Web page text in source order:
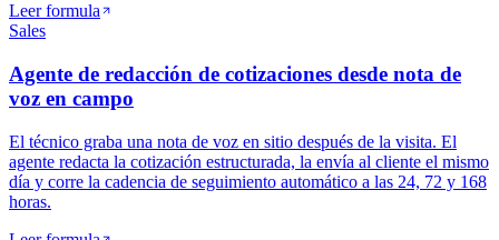
Leer formula
Sales
Agente de redacción de cotizaciones desde nota de
voz en campo
El técnico graba una nota de voz en sitio después de la visita. El
agente redacta la cotización estructurada, la envía al cliente el mismo
día y corre la cadencia de seguimiento automático a las 24, 72 y 168
horas.